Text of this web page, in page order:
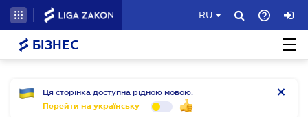
RU
БІЗНЕС
Ця сторінка доступна рідною мовою.
Перейти на українську